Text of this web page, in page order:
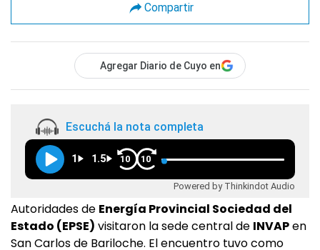
Compartir
Agregar Diario de Cuyo en
Escuchá la nota completa
1 1.5 10 10
Powered by Thinkindot Audio
Autoridades de Energía Provincial Sociedad del
Estado (EPSE) visitaron la sede central de INVAPen
San Carlos de Bariloche. El encuentro tuvo como